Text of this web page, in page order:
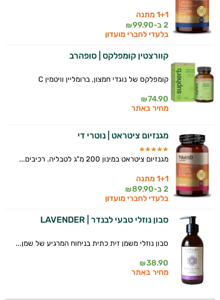
1+1 מתנה
2 ב-
99.90
₪
בלעדי לחברי מועדון
קוורצטין קומפלקס | סופהרב
קומפלקס של נוגדי חמצון, ברומליין וויטמין C
74.90
₪
מחיר באתר
מגנזיום ציטראט | נוטרי די
מגנזיום ציטראט במינון 200 מ"ג לטבליה. רכיבים...
1+1 מתנה
2 ב-
89.90
₪
בלעדי לחברי מועדון
סבון נוזלי טבעי לבנדר | LAVENDER
סבון נוזלי משמן זית כתית בניחוח המרגיע של שמן...
38.90
₪
מחיר באתר